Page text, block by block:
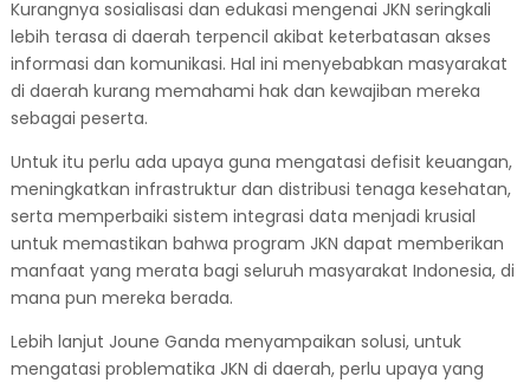
Kurangnya sosialisasi dan edukasi mengenai JKN seringkali
lebih terasa di daerah terpencil akibat keterbatasan akses
informasi dan komunikasi. Hal ini menyebabkan masyarakat
di daerah kurang memahami hak dan kewajiban mereka
sebagai peserta.
Untuk itu perlu ada upaya guna mengatasi defisit keuangan,
meningkatkan infrastruktur dan distribusi tenaga kesehatan,
serta memperbaiki sistem integrasi data menjadi krusial
untuk memastikan bahwa program JKN dapat memberikan
manfaat yang merata bagi seluruh masyarakat Indonesia, di
mana pun mereka berada.
Lebih lanjut Joune Ganda menyampaikan solusi, untuk
mengatasi problematika JKN di daerah, perlu upaya yang